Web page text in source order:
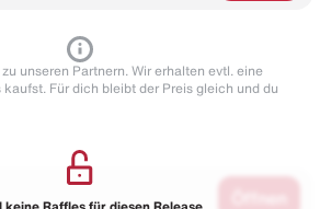
unseren Partnern. Wir erhalten evtl. eine
Für dich bleibt der Preis gleich und du
keine Raffles für diesen Release